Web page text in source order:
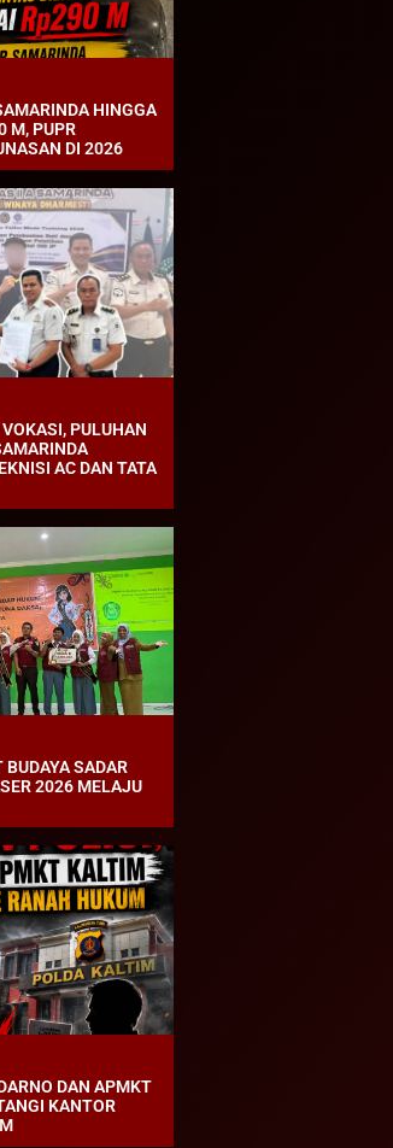
HINGGA
M, PUPR
DI 2026
PULUHAN
AC DAN TATA
SADAR
2026 MELAJU
DAN APMKT
KANTOR